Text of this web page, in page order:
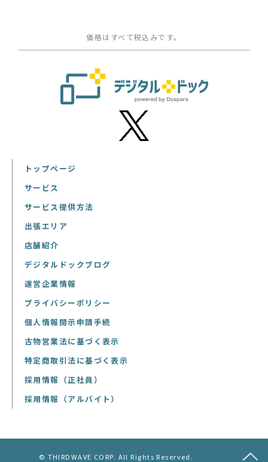
価格はすべて税込みです。
トップページ
サービス
サービス提供方法
出張エリア
店舗紹介
デジタルドックブログ
運営企業情報
プライバシーポリシー
個人情報開示申請手続
古物営業法に基づく表示
特定商取引法に基づく表示
採用情報（正社員）
採用情報（アルバイト）
© THIRDWAVE CORP. All Rights Reserved.